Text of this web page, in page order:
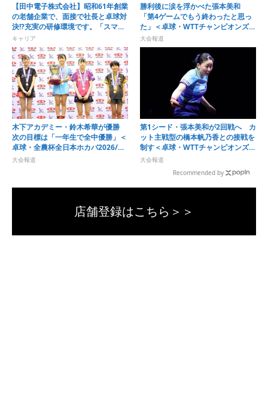
【田中電子株式会社】昭和61年創業
の老舗企業で、面接で社長と卓球対
決!?充実の研修環境です。「スマホ
アドバイザー職」募集開始！
キャリア
勝利後に涙を浮かべた張本美和
「第4ゲームでもう終わったと思っ
た」＜卓球・WTTチャンピオンズ横
浜2026＞
大会報道
木下アカデミー・鈴木希華が優勝
次の目標は「一年生で全中優勝」＜
卓球・全農杯全日本ホカバ2026/ホ
ープス女子＞
大会報道
第1シード・張本美和が2回戦へ カ
ット主戦型の橋本帆乃香との接戦を
制す＜卓球・WTTチャンピオンズ横
浜2026＞
大会報道
Recommended by
店舗登録はこちら＞＞